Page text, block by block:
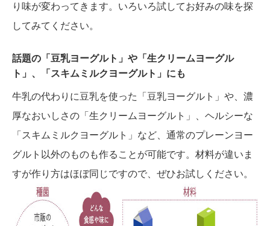
り味が変わってきます。いろいろ試してお好みの味を探
してみてください。
話題の「豆乳ヨーグルト」や「生クリームヨーグル
ト」、「スキムミルクヨーグルト」にも
牛乳の代わりに豆乳を使った「豆乳ヨーグルト」や、濃
厚なおいしさの「生クリームヨーグルト」、ヘルシーな
「スキムミルクヨーグルト」など、通常のプレーンヨー
グルト以外のものも作ることが可能です。材料が違いま
すが作り方はほぼ同じですので、ぜひお試しください。